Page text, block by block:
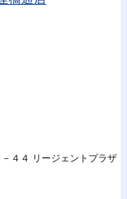
４４ リージェントプラザ